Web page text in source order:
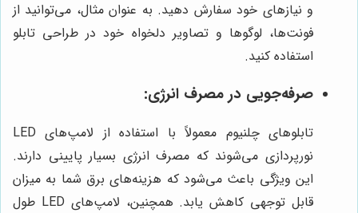
و نیازهای خود سفارش دهید. به عنوان مثال، می‌توانید از
فونت‌ها، لوگوها و تصاویر دلخواه خود در طراحی تابلو
استفاده کنید.
صرفه‌جویی در مصرف انرژی:
تابلوهای چلنیوم معمولاً با استفاده از لامپ‌های LED
نورپردازی می‌شوند که مصرف انرژی بسیار پایینی دارند.
این ویژگی باعث می‌شود که هزینه‌های برق شما به میزان
قابل توجهی کاهش یابد. همچنین، لامپ‌های LED طول